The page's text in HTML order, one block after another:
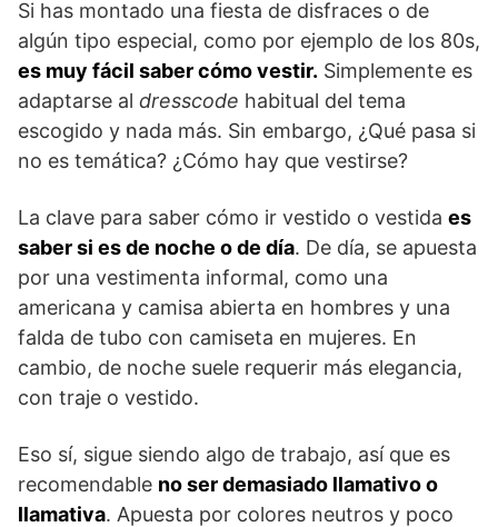
Si has montado una fiesta de disfraces o de
algún tipo especial, como por ejemplo de los 80s,
es muy fácil saber cómo vestir. Simplemente es
adaptarse al dresscode habitual del tema
escogido y nada más. Sin embargo, ¿Qué pasa si
no es temática? ¿Cómo hay que vestirse?
La clave para saber cómo ir vestido o vestida es
saber si es de noche o de día. De día, se apuesta
por una vestimenta informal, como una
americana y camisa abierta en hombres y una
falda de tubo con camiseta en mujeres. En
cambio, de noche suele requerir más elegancia,
con traje o vestido.
Eso sí, sigue siendo algo de trabajo, así que es
recomendable no ser demasiado llamativo o
llamativa. Apuesta por colores neutros y poco